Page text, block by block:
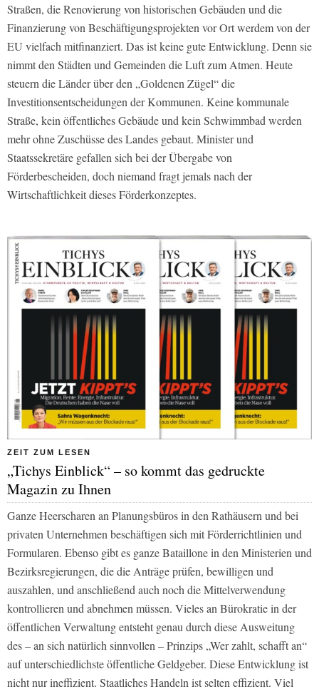
Straßen, die Renovierung von historischen Gebäuden und die
Finanzierung von Beschäftigungsprojekten vor Ort werdem von der
EU vielfach mitfinanziert. Das ist keine gute Entwicklung. Denn sie
nimmt den Städten und Gemeinden die Luft zum Atmen. Heute
steuern die Länder über den „Goldenen Zügel“ die
Investitionsentscheidungen der Kommunen. Keine kommunale
Straße, kein öffentliches Gebäude und kein Schwimmbad werden
mehr ohne Zuschüsse des Landes gebaut. Minister und
Staatssekretäre gefallen sich bei der Übergabe von
Förderbescheiden, doch niemand fragt jemals nach der
Wirtschaftlichkeit dieses Förderkonzeptes.
ZEIT ZUM LESEN
„Tichys Einblick“ – so kommt das gedruckte
Magazin zu Ihnen
Ganze Heerscharen an Planungsbüros in den Rathäusern und bei
privaten Unternehmen beschäftigen sich mit Förderrichtlinien und
Formularen. Ebenso gibt es ganze Bataillone in den Ministerien und
Bezirksregierungen, die die Anträge prüfen, bewilligen und
auszahlen, und anschließend auch noch die Mittelverwendung
kontrollieren und abnehmen müssen. Vieles an Bürokratie in der
öffentlichen Verwaltung entsteht genau durch diese Ausweitung
des – an sich natürlich sinnvollen – Prinzips „Wer zahlt, schafft an“
auf unterschiedlichste öffentliche Geldgeber. Diese Entwicklung ist
nicht nur ineffizient. Staatliches Handeln ist selten effizient. Viel